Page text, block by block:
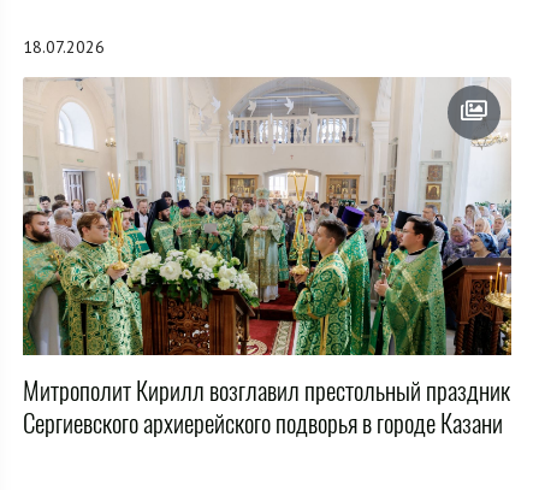
18.07.2026
Митрополит Кирилл возглавил престольный праздник
Сергиевского архиерейского подворья в городе Казани